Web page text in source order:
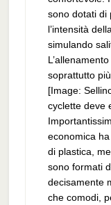
sono dotati di
l’intensità
simulando
soprattutto
[Image:
cyclette deve
economica
di plastica,
sono formati
decisamente
che comodi,